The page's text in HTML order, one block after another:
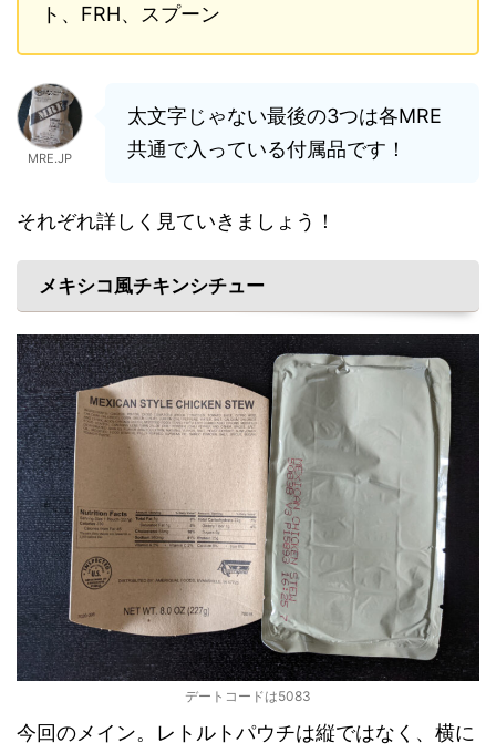
ト、FRH、スプーン
MRE.JP
太文字じゃない最後の3つは各MRE
共通で入っている付属品です！
それぞれ詳しく見ていきましょう！
メキシコ風チキンシチュー
デートコードは5083
今回のメイン。レトルトパウチは縦ではなく、横に